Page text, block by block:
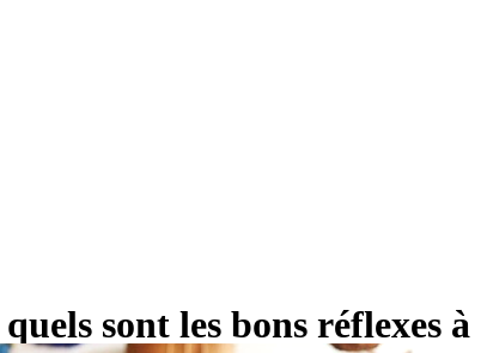
sont les bons réflexes